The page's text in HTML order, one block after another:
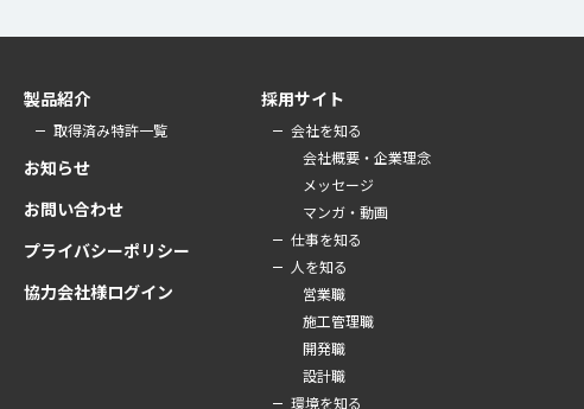
製品紹介
取得済み特許一覧
お知らせ
お問い合わせ
プライバシーポリシー
協力会社様ログイン
採用サイト
会社を知る
会社概要・企業理念
メッセージ
マンガ・動画
仕事を知る
人を知る
営業職
施工管理職
開発職
設計職
環境を知る